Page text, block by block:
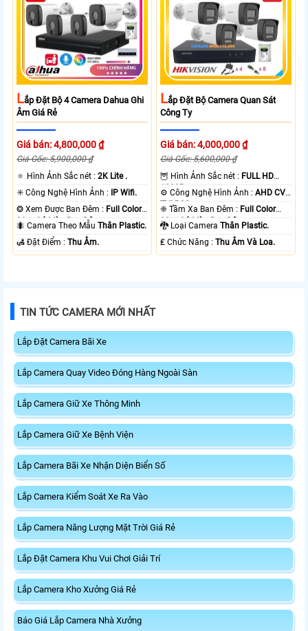
LẮp Đặt Bộ 4 Camera Dahua Ghi
Âm Giá Rẻ
Giá bán: 4,800,000 ₫
Giá Gốc: 5,900,000 ₫
🔅 Hình Ảnh Sắc nét :2K Lite .
✳️ Công Nghệ Hình Ảnh :
IP Wifi.
❂ Xem Được Ban Đêm : Full Color
30m Có Màu Ban Ðêm.
🐜 Camera Theo MẫuThân Plastic.
️🛃 Đặt Điểm :Thu Âm.
LẮp Đặt Bộ Camera Quan Sát
Công Ty
Giá bán: 4,000,000 ₫
Giá Gốc: 5,600,000 ₫
🦉 Hình Ảnh Sắc nét : FULL HD
1080P .
⚙ Công Nghệ Hình Ảnh :AHD CVI
TVI BCS.
❈ Tầm Xa Ban Đêm : Full Color
20m Có Màu Ban Ðêm.
🐉️ Loại CameraThân Plastic.
️₤ Chức Năng :Thu Âm Và Loa.
TIN TỨC CAMERA MỚI NHẤT
Lắp Đặt Camera Bãi Xe
Lắp Camera Quay Video Đóng Hàng Ngoài Sàn
Lắp Camera Giữ Xe Thông Minh
Lắp Camera Giữ Xe Bệnh Viện
Lắp Camera Bãi Xe Nhận Diện Biển Số
Lắp Camera Kiểm Soát Xe Ra Vào
Lắp Camera Năng Lượng Mặt Trời Giá Rẻ
Lắp Đặt Camera Khu Vui Chơi Giải Trí
Lắp Camera Kho Xưởng Giá Rẻ
Báo Giá Lắp Camera Nhà Xưởng